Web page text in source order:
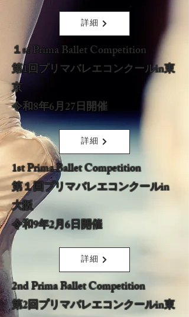
詳細
１st Prima Ballet Competition
​第1回プリマバレエコンクールin東
京
令和8年6月27日開催
詳細
1st Prima Ballet Competition​
第１回プリマバレエコンクールin
大阪
令和9年2月6日開催
詳細
2nd Prima Ballet Competition
​第2回プリマバレエコンクールin東